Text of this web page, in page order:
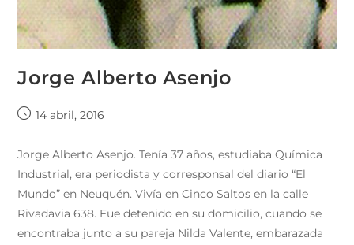
Jorge Alberto Asenjo
14 abril, 2016
Jorge Alberto Asenjo. Tenía 37 años, estudiaba Química
Industrial, era periodista y corresponsal del diario “El
Mundo” en Neuquén. Vivía en Cinco Saltos en la calle
Rivadavia 638. Fue detenido en su domicilio, cuando se
encontraba junto a su pareja Nilda Valente, embarazada